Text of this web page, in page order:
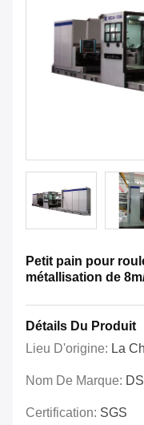
Petit pain pour
métallisation de
Détails Du Produit
Lieu D'origine: La
Nom De Marque:
Certification: SGS